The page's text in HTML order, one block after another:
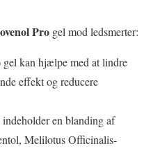
Pro gel mod ledsmerter:
gel kan hjælpe med at lindre
effekt og reducere
en blanding af
Melilotus Officinalis-